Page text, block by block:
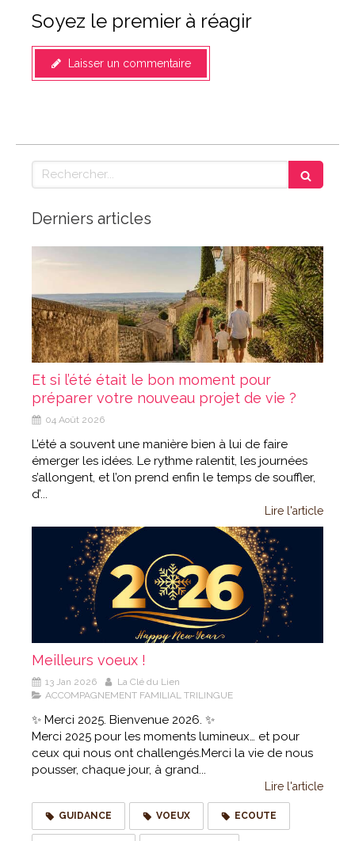
Soyez le premier à réagir
Laisser un commentaire
Rechercher
Derniers articles
Et si l’été était le bon moment pour
préparer votre nouveau projet de vie ?
04 Août 2026
L’été a souvent une manière bien à lui de faire
émerger les idées. Le rythme ralentit, les journées
s’allongent, et l’on prend enfin le temps de souffler,
d’...
Lire l'article
Meilleurs voeux !
13 Jan 2026
La Clé du Lien
ACCOMPAGNEMENT FAMILIAL TRILINGUE
✨ Merci 2025. Bienvenue 2026. ✨
Merci 2025 pour les moments lumineux… et pour
ceux qui nous ont challengés.Merci la vie de nous
pousser, chaque jour, à grand...
Lire l'article
GUIDANCE VOEUX ECOUTE